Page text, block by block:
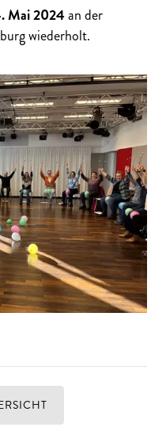
Mai 2024an der
wiederholt.